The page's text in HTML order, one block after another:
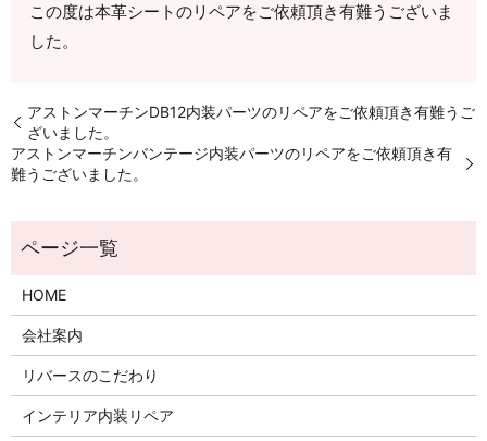
この度は本革シートのリペアをご依頼頂き有難うございま
した。
アストンマーチンDB12内装パーツのリペアをご依頼頂き有難うご
ざいました。
アストンマーチンバンテージ内装パーツのリペアをご依頼頂き有
難うございました。
HOME
会社案内
リバースのこだわり
インテリア内装リペア